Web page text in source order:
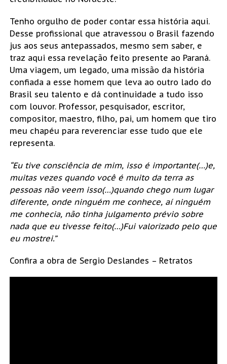
Tenho orgulho de poder contar essa história aqui.
Desse profissional que atravessou o Brasil fazendo
jus aos seus antepassados, mesmo sem saber, e
traz aqui essa revelação feito presente ao Paraná.
Uma viagem, um legado, uma missão da história
confiada a esse homem que leva ao outro lado do
Brasil seu talento e dá continuidade a tudo isso
com louvor. Professor, pesquisador, escritor,
compositor, maestro, filho, pai, um homem que tiro
meu chapéu para reverenciar esse tudo que ele
representa.
“Eu tive consciência de mim, isso é importante(…)e,
muitas vezes quando você é muito da terra as
pessoas não veem isso(…)quando chego num lugar
diferente, onde ninguém me conhece, aí ninguém
me conhecia, não tinha julgamento prévio sobre
nada que eu tivesse feito(…)Fui valorizado pelo que
eu mostrei.”
Confira a obra de Sergio Deslandes – Retratos